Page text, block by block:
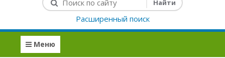
Расширенный поиск
Меню